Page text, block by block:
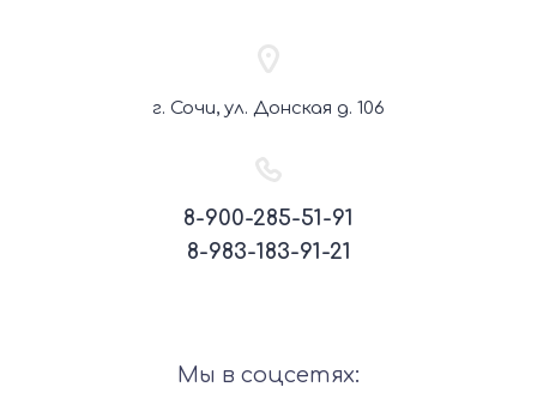
г. Сочи, ул. Донская д. 106
8-900-285-51-91
8-983-183-91-21
Мы в соцсетях: